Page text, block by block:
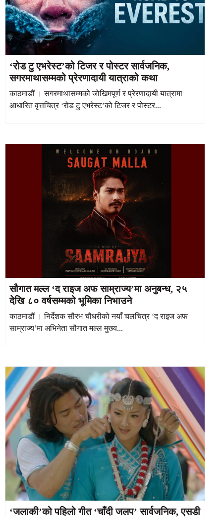
‘रोड टु एभरेस्ट’को टिजर र पोस्टर सार्वजनिक,
सगरमाथासम्मको प्रेरणादायी यात्राको कथा
काठमाडौं । सगरमाथासम्मको जोखिमपूर्ण र प्रेरणादायी यात्रामा
आधारित वृत्तचित्र ‘रोड टु एभरेस्ट’को टिजर र पोस्टर...
सौगात मल्ल ‘द राइज अफ साम्राज्य’मा अनुबन्ध, २५
देखि ८० वर्षसम्मको भूमिका निभाउने
काठमाडौं । निर्देशक सौरभ चौधरीको नयाँ चलचित्र ‘द राइज अफ
साम्राज्य’मा अभिनेता सौगात मल्ल मुख्य...
‘जलाकी’को पहिलो गीत ‘चाँदी जलप’ सार्वजनिक, एसडी